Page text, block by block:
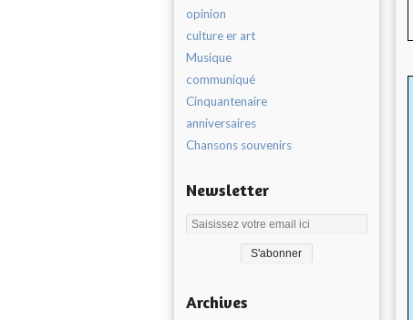
opinion
culture er art
Musique
communiqué
Cinquantenaire
anniversaires
Chansons souvenirs
Newsletter
Archives